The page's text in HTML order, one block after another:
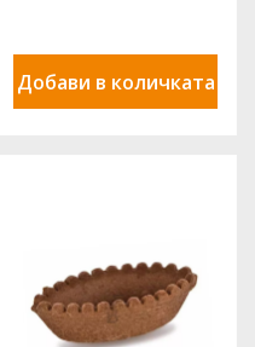
Добави в количката